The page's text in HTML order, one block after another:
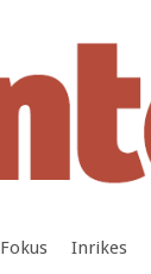
Fokus Inrikes